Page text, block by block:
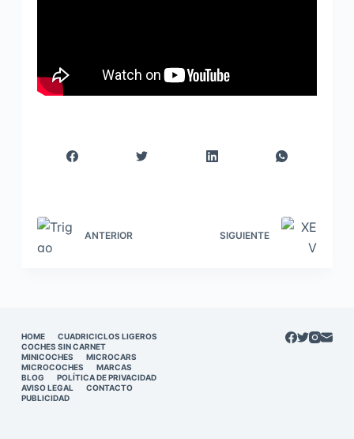
ANTERIOR SIGUIENTE
HOME
CUADRICICLOS LIGEROS
COCHES SIN CARNET
MINICOCHES
MICROCARS
MICROCOCHES
MARCAS
BLOG
POLÍTICA DE PRIVACIDAD
AVISO LEGAL
CONTACTO
PUBLICIDAD